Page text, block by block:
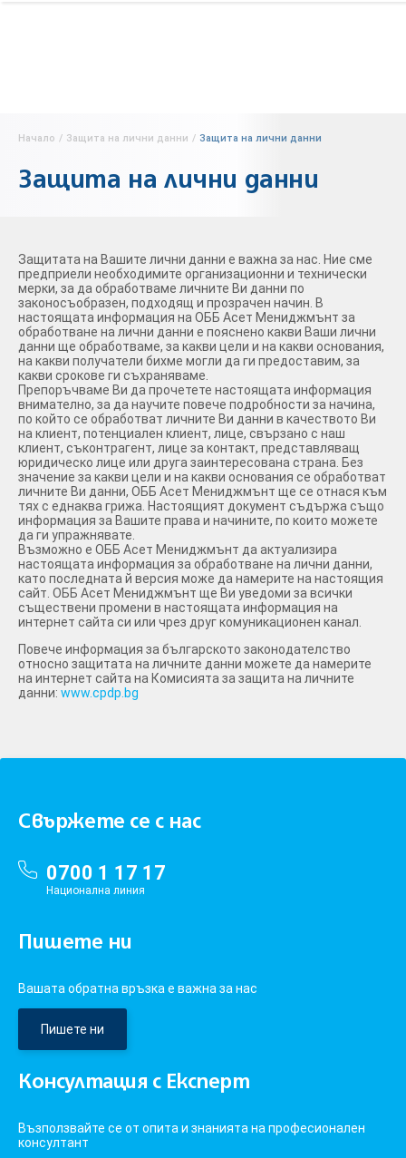
Начало / Защита на лични данни / Защита на лични данни
Защита на лични данни
Защитата на Вашите лични данни е важна за нас. Ние сме
предприели необходимите организационни и технически
мерки, за да обработваме личните Ви данни по
законосъобразен, подходящ и прозрачен начин. В
настоящата информация на ОББ Асет Мениджмънт за
обработване на лични данни е пояснено какви Ваши лични
данни ще обработваме, за какви цели и на какви основания,
на какви получатели бихме могли да ги предоставим, за
какви срокове ги съхраняваме.
Препоръчваме Ви да прочетете настоящата информация
внимателно, за да научите повече подробности за начина,
по който се обработват личните Ви данни в качеството Ви
на клиент, потенциален клиент, лице, свързано с наш
клиент, съконтрагент, лице за контакт, представляващ
юридическо лице или друга заинтересована страна. Без
значение за какви цели и на какви основания се обработват
личните Ви данни, ОББ Асет Мениджмънт ще се отнася към
тях с еднаква грижа. Настоящият документ съдържа също
информация за Вашите права и начините, по които можете
да ги упражнявате.
Възможно е ОББ Асет Мениджмънт да актуализира
настоящата информация за обработване на лични данни,
като последната й версия може да намерите на настоящия
сайт. ОББ Асет Мениджмънт ще Ви уведоми за всички
съществени промени в настоящата информация на
интернет сайта си или чрез друг комуникационен канал.
Повече информация за българското законодателство
относно защитата на личните данни можете да намерите
на интернет сайта на Комисията за защита на личните
данни: www.cpdp.bg
Свържете се с нас
0700 1 17 17
Национална линия
Пишете ни
Вашата обратна връзка е важна за нас
Пишете ни
Консултация с Експерт
Възползвайте се от опита и знанията на професионален
консултант